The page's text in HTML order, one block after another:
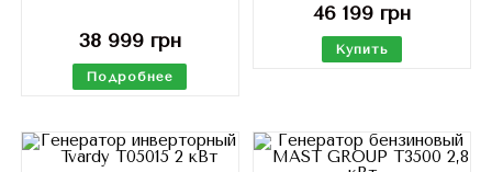
38 999грн
Подробнее
46 199 грн
Купить